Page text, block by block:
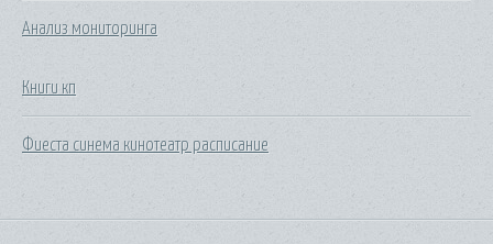
Анализ мониторинга
Книги кп
Фиеста синема кинотеатр расписание